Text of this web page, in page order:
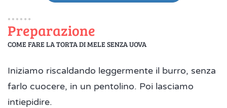
Preparazione
COME FARE LA TORTA DI MELE SENZA UOVA
Iniziamo riscaldando leggermente il burro, senza
farlo cuocere, in un pentolino. Poi lasciamo
intiepidire.